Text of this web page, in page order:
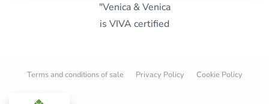
"Venica & Venica
is VIVA certified
Terms and conditions of sale Privacy Policy Cookie Policy